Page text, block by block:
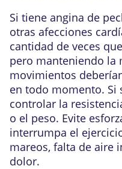
Si tiene angina de
otras afecciones
cantidad de veces
pero manteniendo la
movimientos
en todo momento. Si
controlar la
o el peso. Evite
interrumpa el
mareos, falta de aire
dolor.